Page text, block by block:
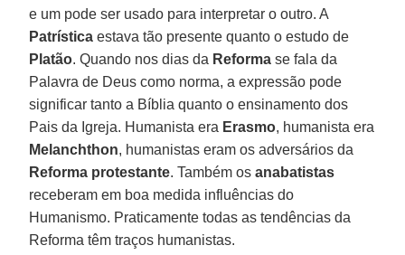
e um pode ser usado para interpretar o outro. A
Patrística estava tão presente quanto o estudo de
Platão. Quando nos dias da Reforma se fala da
Palavra de Deus como norma, a expressão pode
significar tanto a Bíblia quanto o ensinamento dos
Pais da Igreja. Humanista era Erasmo, humanista era
Melanchthon, humanistas eram os adversários da
Reforma protestante. Também osanabatistas
receberam em boa medida influências do
Humanismo. Praticamente todas as tendências da
Reforma têm traços humanistas.